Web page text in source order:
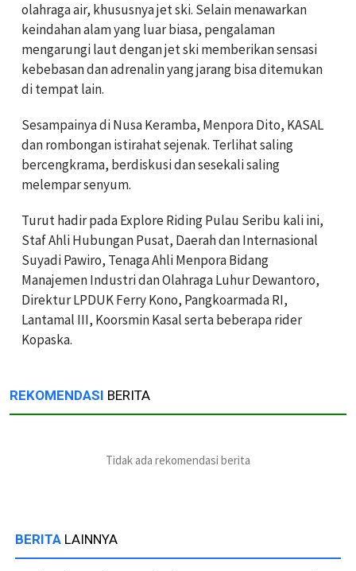
olahraga air, khususnya jet ski. Selain menawarkan
keindahan alam yang luar biasa, pengalaman
mengarungi laut dengan jet ski memberikan sensasi
kebebasan dan adrenalin yang jarang bisa ditemukan
di tempat lain.
Sesampainya di Nusa Keramba, Menpora Dito, KASAL
dan rombongan istirahat sejenak. Terlihat saling
bercengkrama, berdiskusi dan sesekali saling
melempar senyum.
Turut hadir pada Explore Riding Pulau Seribu kali ini,
Staf Ahli Hubungan Pusat, Daerah dan Internasional
Suyadi Pawiro, Tenaga Ahli Menpora Bidang
Manajemen Industri dan Olahraga Luhur Dewantoro,
Direktur LPDUK Ferry Kono, Pangkoarmada RI,
Lantamal III, Koorsmin Kasal serta beberapa rider
Kopaska.
REKOMENDASI BERITA
Tidak ada rekomendasi berita
BERITA LAINNYA